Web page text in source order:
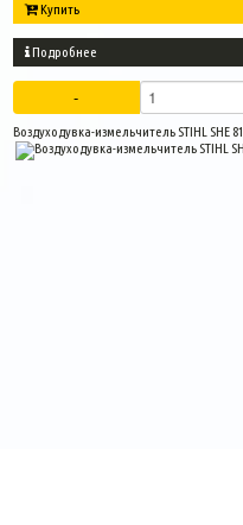
Купить
Подробнее
Воздуходувка-измельчитель STIHL SHE 81